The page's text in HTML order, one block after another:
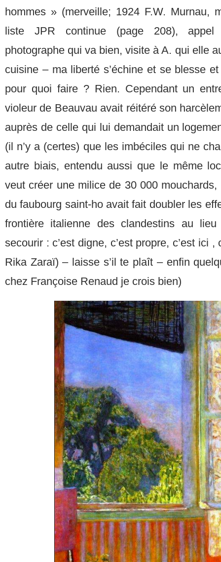
hommes » (merveille; 1924 F.W. Murnau,
liste JPR continue (page 208), appel
photographe qui va bien, visite à A. qui elle
cuisine – ma liberté s’échine et se blesse
pour quoi faire ? Rien. Cependant un
violeur de Beauvau avait réitéré son
auprès de celle qui lui demandait un
(il n’y a (certes) que les imbéciles qui ne
autre biais, entendu aussi que le même
veut créer une milice de 30 000
du faubourg saint-ho avait fait doubler les
frontière italienne des clandestins au
secourir : c’est digne, c’est propre, c’est ici
Rika Zaraï) – laisse s’il te plaît – enfin
chez Françoise Renaud je crois bien)